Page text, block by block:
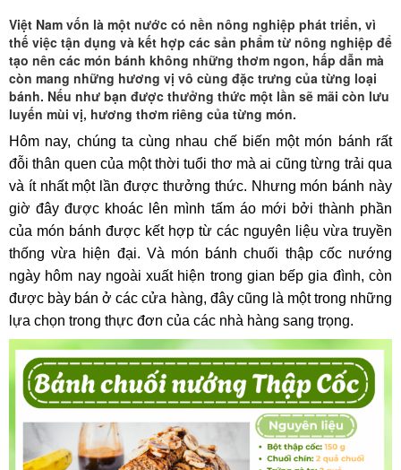
Việt Nam vốn là một nước có nền nông nghiệp phát triển, vì
thế việc tận dụng và kết hợp các sản phẩm từ nông nghiệp để
tạo nên các món bánh không những thơm ngon, hấp dẫn mà
còn mang những hương vị vô cùng đặc trưng của từng loại
bánh. Nếu như bạn được thưởng thức một lần sẽ mãi còn lưu
luyến mùi vị, hương thơm riêng của từng món.
Hôm nay, chúng ta cùng nhau chế biến một món bánh rất
đỗi thân quen của một thời tuổi thơ mà ai cũng từng trải qua
và ít nhất một lần được thưởng thức. Nhưng món bánh này
giờ đây được khoác lên mình tấm áo mới bởi thành phần
của món bánh được kết hợp từ các nguyên liệu vừa truyền
thống vừa hiện đại. Và món bánhchuối thập cốc nướng
ngày hôm nay ngoài xuất hiện trong gian bếp gia đình, còn
được bày bán ở các cửa hàng, đây cũng là một trong những
lựa chọn trong thực đơn của các nhà hàng sang trọng.